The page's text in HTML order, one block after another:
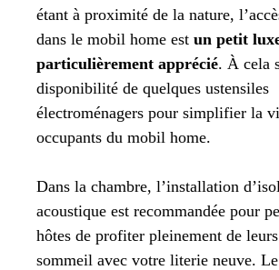
étant à proximité de la nature,
dans le mobil home est un petit
particulièrement apprécié. À cela
disponibilité de quelques ustensiles
électroménagers pour simplifier la
occupants du mobil home.
Dans la chambre, l’installation
acoustique est recommandée pour
hôtes de profiter pleinement de
sommeil avec votre literie neuve.